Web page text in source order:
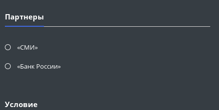
Партнеры
«СМИ»
«Банк России»
Условие